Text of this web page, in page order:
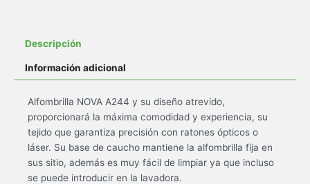
Descripción
Información adicional
Alfombrilla NOVA A244 y su diseño atrevido,
proporcionará la máxima comodidad y experiencia, su
tejido que garantiza precisión con ratones ópticos o
láser. Su base de caucho mantiene la alfombrilla fija en
sus sitio, además es muy fácil de limpiar ya que incluso
se puede introducir en la lavadora.